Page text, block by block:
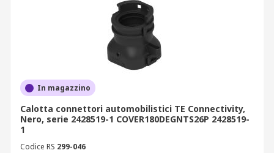
In magazzino
Calotta connettori automobilistici TE Connectivity,
Nero, serie 2428519-1 COVER180DEGNTS26P 2428519-
1
Codice RS 299-046